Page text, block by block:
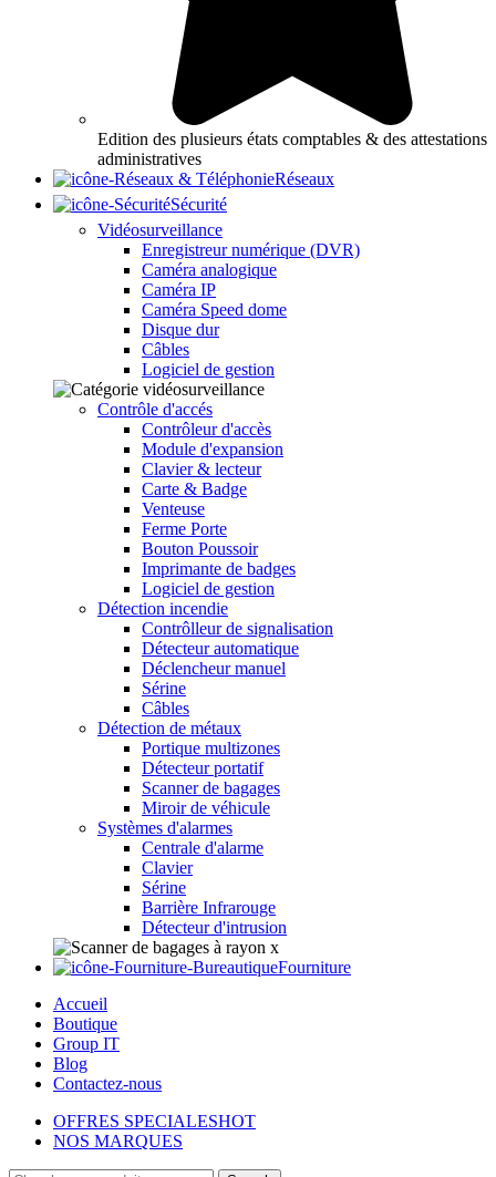
Edition des plusieurs états comptables & des attestations
administratives
Réseaux
Sécurité
Vidéosurveillance
Enregistreur numérique (DVR)
Caméra analogique
Caméra IP
Caméra Speed dome
Disque dur
Câbles
Logiciel de gestion
Contrôle d'accés
Contrôleur d'accès
Module d'expansion
Clavier & lecteur
Carte & Badge
Venteuse
Ferme Porte
Bouton Poussoir
Imprimante de badges
Logiciel de gestion
Détection incendie
Contrôlleur de signalisation
Détecteur automatique
Déclencheur manuel
Sérine
Câbles
Détection de métaux
Portique multizones
Détecteur portatif
Scanner de bagages
Miroir de véhicule
Systèmes d'alarmes
Centrale d'alarme
Clavier
Sérine
Barrière Infrarouge
Détecteur d'intrusion
Fourniture
Accueil
Boutique
Group IT
Blog
Contactez-nous
OFFRES SPECIALESHOT
NOS MARQUES